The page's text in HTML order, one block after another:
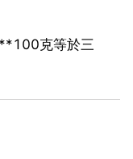
克等於三